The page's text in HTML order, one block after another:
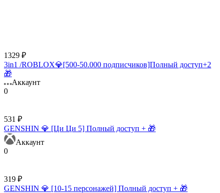
1329 ₽
3in1 /ROBLOX💎[500-50.000 подписчиков]Полный доступ+2
🎁
Аккаунт
0
531 ₽
GENSHIN 💎 [Ци Ци 5] Полный доступ + 🎁
Аккаунт
0
319 ₽
GENSHIN 💎 [10-15 персонажей] Полный доступ + 🎁